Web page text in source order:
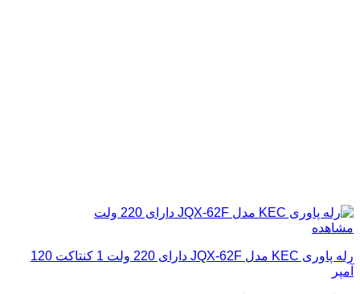
مشاهده
رله پاوری KEC مدل JQX-62F دارای 220 ولت 1 کنتاکت 120
آمپر